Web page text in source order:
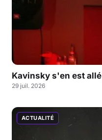
Kavinsky s'en est allé
29 juil. 2026
ACTUALITÉ